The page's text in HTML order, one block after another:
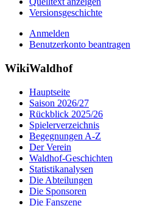
Versionsgeschichte
Anmelden
Benutzerkonto beantragen
WikiWaldhof
Hauptseite
Saison 2026/27
Rückblick 2025/26
Spielerverzeichnis
Begegnungen A-Z
Der Verein
Waldhof-Geschichten
Statistikanalysen
Die Abteilungen
Die Sponsoren
Die Fanszene